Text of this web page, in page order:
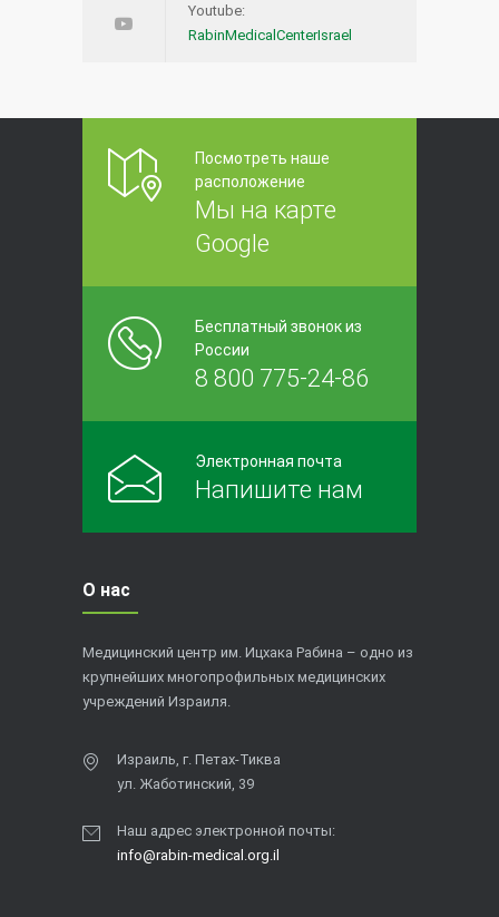
Youtube:
RabinMedicalCenterIsrael
Посмотреть наше
расположение
Мы на карте
Google
Бесплатный звонок из
России
8 800 775-24-86
Электронная почта
Напишите нам
О нас
Медицинский центр им. Ицхака Рабина – одно из
крупнейших многопрофильных медицинских
учреждений Израиля.
Израиль, г. Петах-Тиква
ул. Жаботинский, 39
Наш адрес электронной почты:
info@rabin-medical.org.il